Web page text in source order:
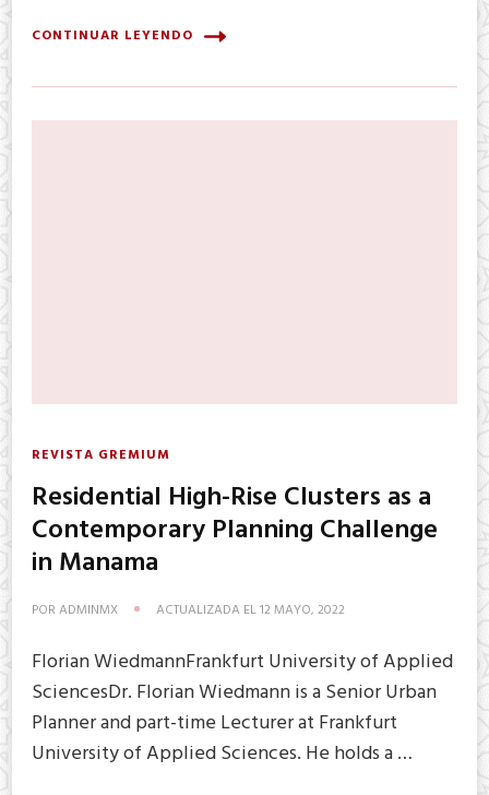
CONTINUAR LEYENDO
REVISTA GREMIUM
Residential High-Rise Clusters as a
Contemporary Planning Challenge
in Manama
POR ADMINMX ACTUALIZADA EL12 MAYO, 2022
Florian WiedmannFrankfurt University of Applied
SciencesDr. Florian Wiedmann is a Senior Urban
Planner and part-time Lecturer at Frankfurt
University of Applied Sciences. He holds a …